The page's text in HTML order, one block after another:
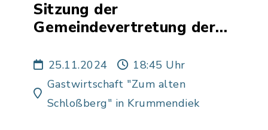
Sitzung der
Gemeindevertretung der
25.11.2024
18:45 Uhr
Gastwirtschaft "Zum alten
Schloßberg" in Krummendiek